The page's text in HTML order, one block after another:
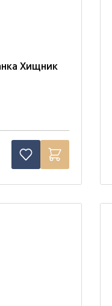
Хищник